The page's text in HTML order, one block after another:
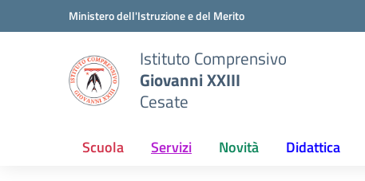
Vai ai contenuti
Vai al menu di navigazioneMinistero dell'Istruzione e del Merito
Istituto Comprensivo
Giovanni XXIII
Cesate
Scuola Servizi Novità Didattica